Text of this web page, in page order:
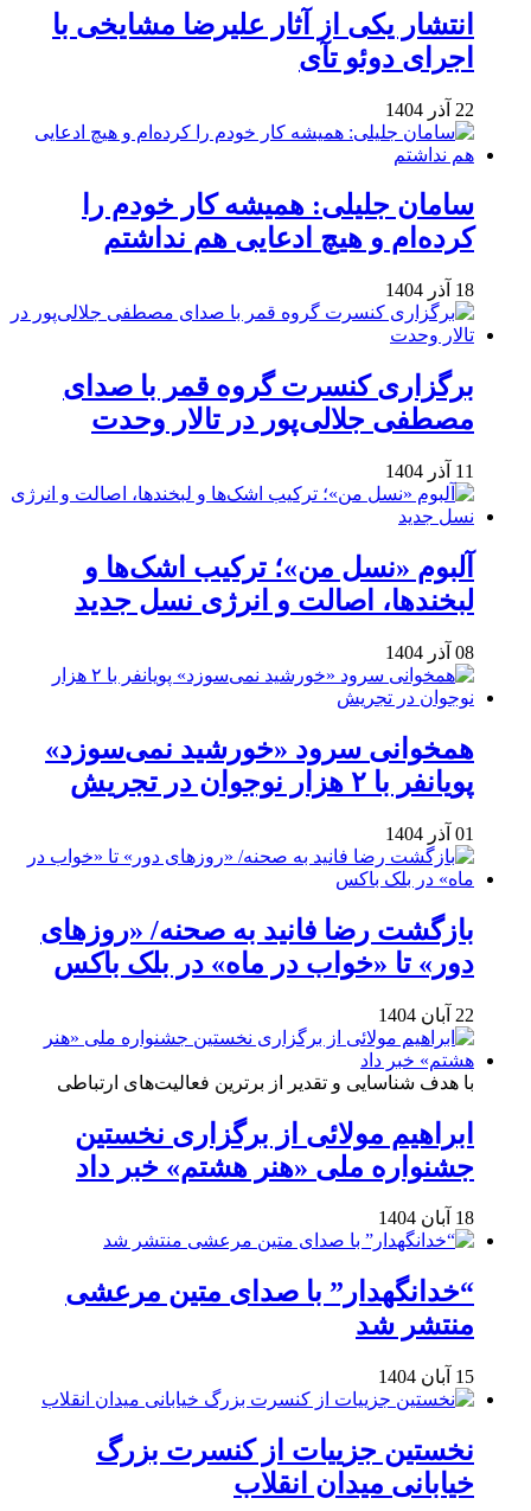
انتشار یکی از آثار علیرضا مشایخی با
اجرای دوئو تآی
22 آذر 1404
سامان جلیلی: همیشه کار خودم را
کرده‌ام و هیچ ادعایی هم نداشتم
18 آذر 1404
برگزاری کنسرت گروه قمر با صدای
مصطفی جلالی‌پور در تالار وحدت
11 آذر 1404
آلبوم «نسل من»؛ ترکیب اشک‌ها و
لبخندها، اصالت و انرژی نسل جدید
08 آذر 1404
همخوانی سرود «خورشید نمی‌سوزد»
پویانفر با ۲ هزار نوجوان در تجریش
01 آذر 1404
بازگشت رضا فانید به صحنه/ «روزهای
دور» تا «خواب در ماه» در بلک باکس
22 آبان 1404
با هدف شناسایی و تقدیر از برترین فعالیت‌های ارتباطی
ابراهیم مولائی از برگزاری نخستین
جشنواره ملی «هنر هشتم» خبر داد
18 آبان 1404
“خدانگهدار” با صدای متین مرعشی
منتشر شد
15 آبان 1404
نخستین جزییات از کنسرت بزرگ
خیابانی میدان انقلاب